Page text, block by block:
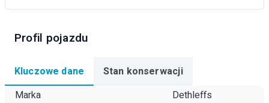
Profil pojazdu
Kluczowe dane
Stan konserwacji
Marka
Dethleffs